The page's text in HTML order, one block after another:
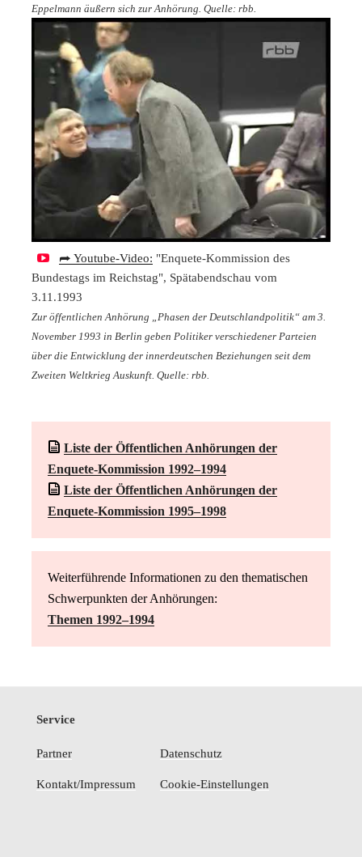
Eppelmann äußern sich zur Anhörung. Quelle: rbb.
⮫ Youtube-Video: "Enquete-Kommission des
Bundestags im Reichstag", Spätabendschau vom
3.11.1993
Zur öffentlichen Anhörung „Phasen der Deutschlandpolitik“ am 3.
November 1993 in Berlin geben Politiker verschiedener Parteien
über die Entwicklung der innerdeutschen Beziehungen seit dem
Zweiten Weltkrieg Auskunft. Quelle: rbb.
Liste der Öffentlichen Anhörungen der
Enquete-Kommission 1992–1994
Liste der Öffentlichen Anhörungen der
Enquete-Kommission 1995–1998
Weiterführende Informationen zu den thematischen
Schwerpunkten der Anhörungen:
Themen 1992–1994
Service
Partner
Kontakt/Impressum
Datenschutz
Cookie-Einstellungen